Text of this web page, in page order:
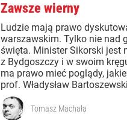
Zawsze wierny
Ludzie mają prawo
warszawskim. Tylko nie nad
święta. Minister Sikorski jest
z Bydgoszczy i w swoim
ma prawo mieć poglądy,
prof. Władysław
Tomasz Machała